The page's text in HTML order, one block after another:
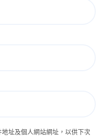
址及個人網站網址，以供下次